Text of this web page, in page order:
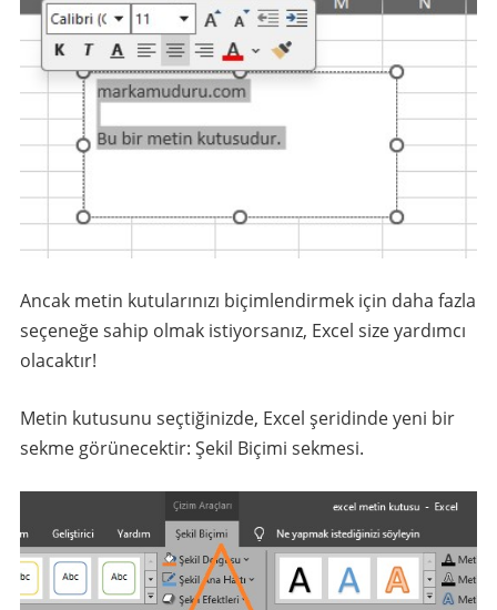
Ancak metin kutularınızı biçimlendirmek için daha fazla
seçeneğe sahip olmak istiyorsanız, Excel size yardımcı
olacaktır!
Metin kutusunu seçtiğinizde, Excel şeridinde yeni bir
sekme görünecektir: Şekil Biçimi sekmesi.